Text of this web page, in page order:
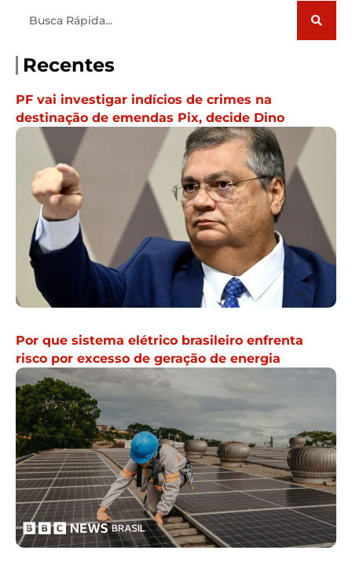
Recentes
PF vai investigar indícios de crimes na
destinação de emendas Pix, decide Dino
Por que sistema elétrico brasileiro enfrenta
risco por excesso de geração de energia